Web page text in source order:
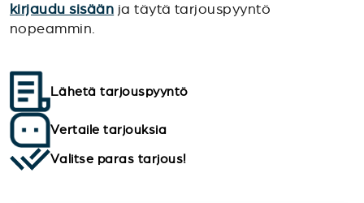
kirjaudu sisään ja täytä tarjouspyyntö
nopeammin.
Lähetä tarjouspyyntö
Vertaile tarjouksia
Valitse paras tarjous!